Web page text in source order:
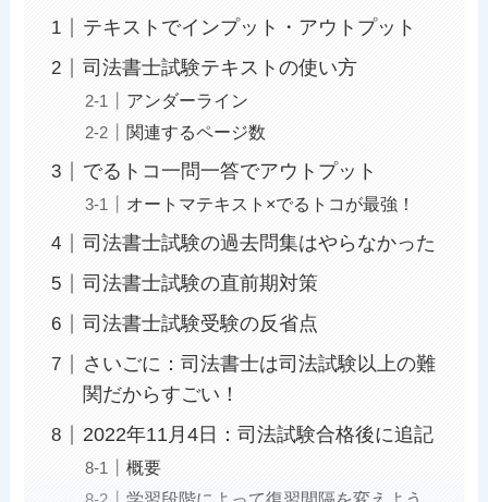
テキストでインプット・アウトプット
司法書士試験テキストの使い方
アンダーライン
関連するページ数
でるトコ一問一答でアウトプット
オートマテキスト×でるトコが最強！
司法書士試験の過去問集はやらなかった
司法書士試験の直前期対策
司法書士試験受験の反省点
さいごに：司法書士は司法試験以上の難
関だからすごい！
2022年11月4日：司法試験合格後に追記
概要